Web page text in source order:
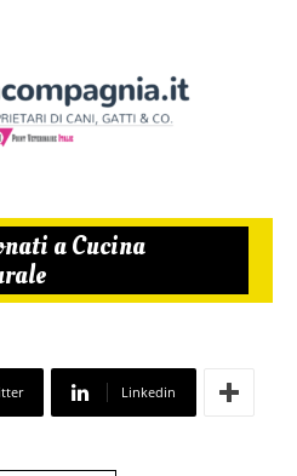
a Cucina
Linkedin